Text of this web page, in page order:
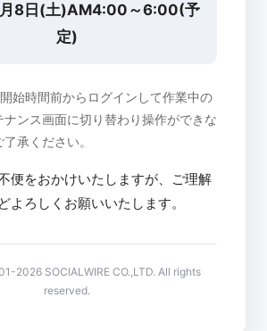
8日(土)AM4:00～6:00(予
定)
始時間前からログインして作業中の
ンス画面に切り替わり操作ができな
承ください。
便をおかけいたしますが、ご理解
よろしくお願いいたします。
2026 SOCIALWIRE CO.,LTD. All rights
reserved.